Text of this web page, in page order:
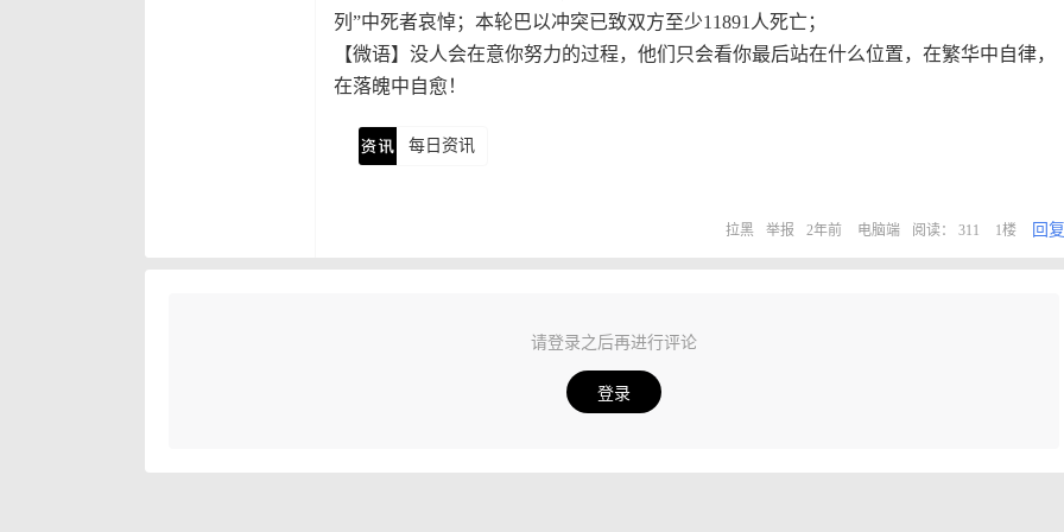
列”中死者哀悼；本轮巴以冲突已致双方至少11891人死亡；
【微语】没人会在意你努力的过程，他们只会看你最后站在什么位置，在繁华中自律，
在落魄中自愈！
每日资讯
拉黑 举报 2年前 电脑端 阅读： 311 1楼 回复
请登录之后再进行评论
登录